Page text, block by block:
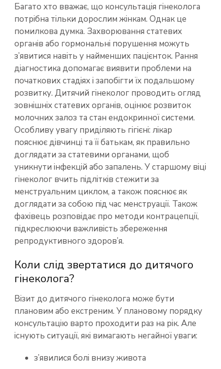
Багато хто вважає, що консультація гінеколога
потрібна тільки дорослим жінкам. Однак це
помилкова думка. Захворювання статевих
органів або гормональні порушення можуть
з’явитися навіть у найменших пацієнток. Рання
діагностика допомагає виявити проблеми на
початкових стадіях і запобігти їх подальшому
розвитку. Дитячий гінеколог проводить огляд
зовнішніх статевих органів, оцінює розвиток
молочних залоз та стан ендокринної системи.
Особливу увагу приділяють гігієні: лікар
пояснює дівчинці та її батькам, як правильно
доглядати за статевими органами, щоб
уникнути інфекцій або запалень. У старшому віці
гінеколог вчить підлітків стежити за
менструальним циклом, а також пояснює як
доглядати за собою під час менструації. Також
фахівець розповідає про методи контрацепції,
підкреслюючи важливість збереження
репродуктивного здоров’я.
Коли слід звертатися до дитячого
гінеколога?
Візит до дитячого гінеколога може бути
плановим або екстреним. У плановому порядку
консультацію варто проходити раз на рік. Але
існують ситуації, які вимагають негайної уваги:
з’явилися болі внизу живота